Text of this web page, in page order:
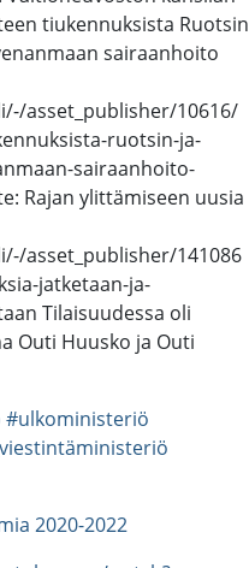
tiukennuksista Ruotsin
sairaanhoito
asset_publisher/10616/
ruotsin-ja-
sairaanhoito-
Rajan ylittämiseen uusia
asset_publisher/141086
jatketaan-ja-
Tilaisuudessa oli
Outi Huusko ja Outi
#ulkoministeriö
2020-2022